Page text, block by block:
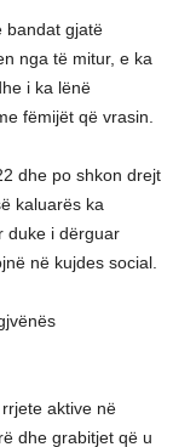
bandat gjatë
nga të mitur, e ka
i ka lënë
fëmijët që vrasin.
dhe po shkon drejt
kaluarës ka
duke i dërguar
në kujdes social.
aktive në
dhe grabitjet që u